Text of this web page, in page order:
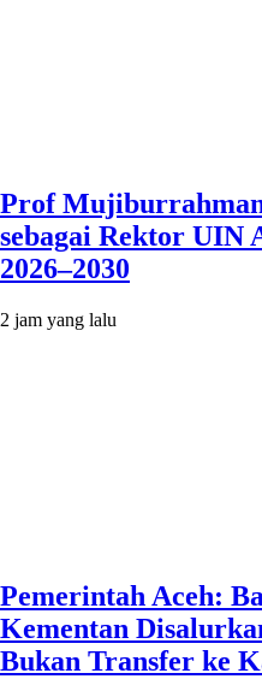
Prof
sebagai Rektor UIN
2026–2030
2 jam yang lalu
Pemerintah Aceh:
Kementan
Bukan Transfer ke